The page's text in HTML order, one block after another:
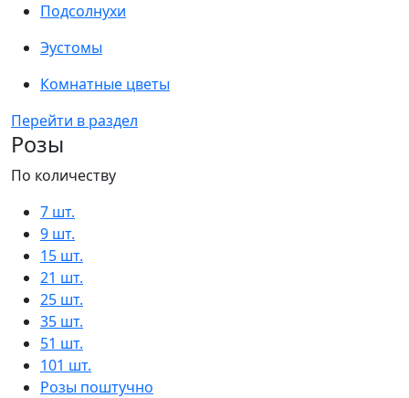
Подсолнухи
Эустомы
Комнатные цветы
Перейти в раздел
Розы
По количеству
7 шт.
9 шт.
15 шт.
21 шт.
25 шт.
35 шт.
51 шт.
101 шт.
Розы поштучно